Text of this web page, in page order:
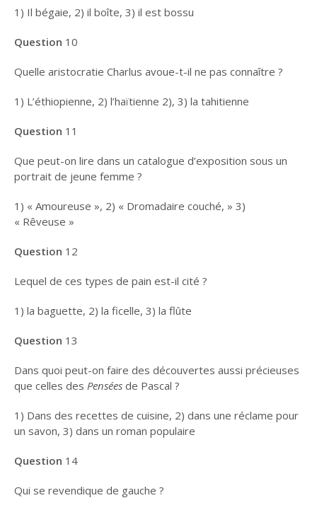
1) Il bégaie, 2) il boîte, 3) il est bossu
Question 10
Quelle aristocratie Charlus avoue-t-il ne pas connaître ?
1) L’éthiopienne, 2) l’haïtienne 2), 3) la tahitienne
Question 11
Que peut-on lire dans un catalogue d’exposition sous un
portrait de jeune femme ?
1) « Amoureuse », 2) « Dromadaire couché, » 3)
« Rêveuse »
Question 12
Lequel de ces types de pain est-il cité ?
1) la baguette, 2) la ficelle, 3) la flûte
Question 13
Dans quoi peut-on faire des découvertes aussi précieuses
que celles des Penséesde Pascal ?
1) Dans des recettes de cuisine, 2) dans une réclame pour
un savon, 3) dans un roman populaire
Question 14
Qui se revendique de gauche ?